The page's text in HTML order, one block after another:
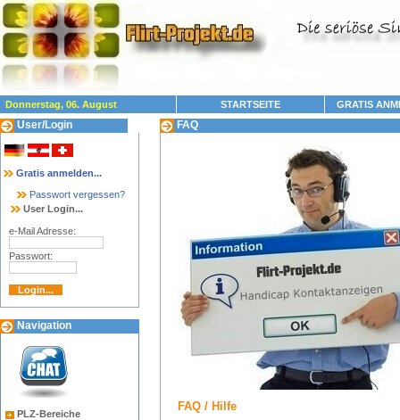
Donnerstag, 06. August STARTSEITE GRATIS
User/Login
Gratis anmelden...
Passwort vergessen?
User Login...
e-Mail Adresse:
Passwort:
Navigation
PLZ-Bereiche
FAQ
FAQ / Hilfe